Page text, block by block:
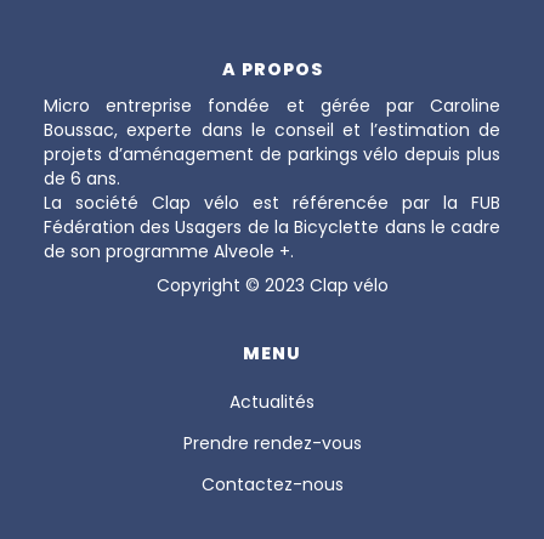
A PROPOS
Micro entreprise fondée et gérée par Caroline
Boussac, experte dans le conseil et l’estimation de
projets d’aménagement de parkings vélo depuis plus
de 6 ans.
La société Clap vélo est référencée par la FUB
Fédération des Usagers de la Bicyclette dans le cadre
de son programme Alveole +.
Copyright © 2023 Clap vélo
MENU
Actualités
Prendre rendez-vous
Contactez-nous